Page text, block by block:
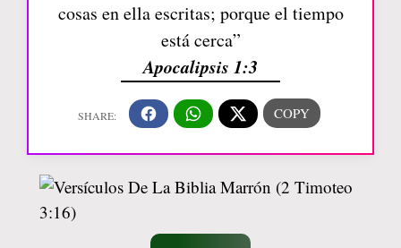
cosas en ella escritas; porque el tiempo
está cerca”
Apocalipsis 1:3